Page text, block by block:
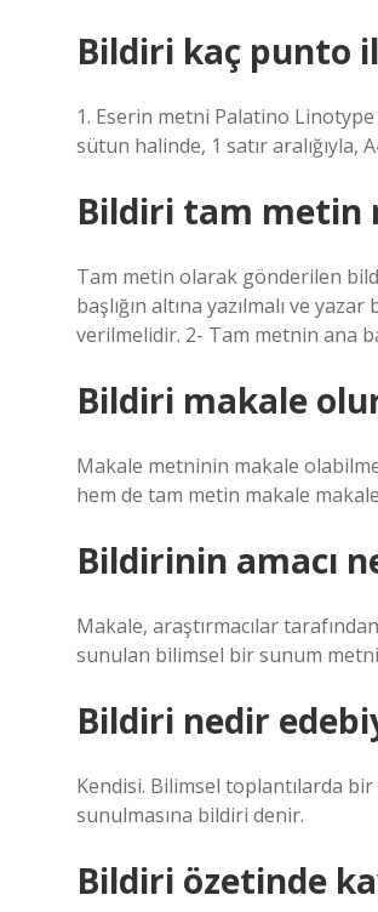
Bildiri kaç punto
1. Eserin metni Palatino
sütun halinde, 1 satır aralığıyla,
Bildiri tam metin
Tam metin olarak gönderilen
başlığın altına yazılmalı ve
verilmelidir. 2- Tam metnin ana
Bildiri makale
Makale metninin makale
hem de tam metin makale
Bildirinin amacı
Makale, araştırmacılar
sunulan bilimsel bir sunum
Bildiri nedir
Kendisi. Bilimsel toplantılarda
sunulmasına bildiri denir.
Bildiri özetinde